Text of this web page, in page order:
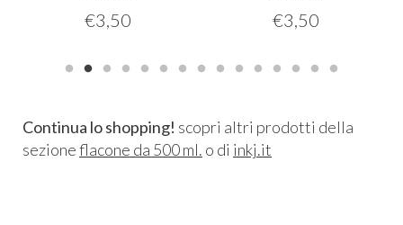
€3,50 €3,50
Continua lo shopping! scopri altri prodotti della
sezioneflacone da 500 ml. o di inkj.it